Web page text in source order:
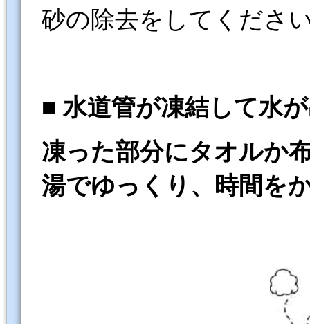
砂の除去をしてくださ
■ 水道管が凍結して水
凍った部分にタオルか
湯でゆっくり、時間を